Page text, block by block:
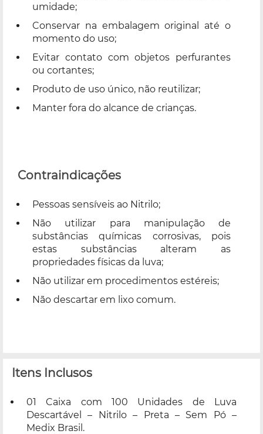
umidade;
Conservar na embalagem original até o
momento do uso;
Evitar contato com objetos perfurantes
ou cortantes;
Produto de uso único, não reutilizar;
Manter fora do alcance de crianças.
Contraindicações
Pessoas sensíveis ao Nitrilo;
Não utilizar para manipulação de
substâncias químicas corrosivas, pois
estas substâncias alteram as
propriedades físicas da luva;
Não utilizar em procedimentos estéreis;
Não descartar em lixo comum.
Itens Inclusos
01 Caixa com 100 Unidades de Luva
Descartável – Nitrilo – Preta – Sem Pó –
Medix Brasil.